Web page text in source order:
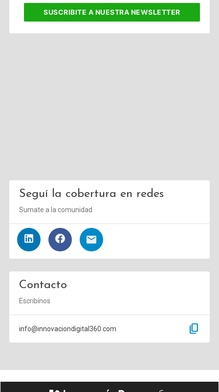
SUSCRIBITE A NUESTRA NEWSLETTER
Seguí la cobertura en redes
Sumate a la comunidad
Contacto
Escribínos
info@innovaciondigital360.com content_copy